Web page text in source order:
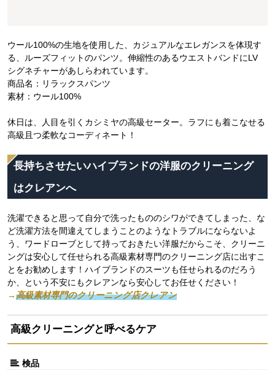
ウール100%の生地を使用した、カジュアルなエレガンスを体現す
る、ルーズフィットのパンツ。伸縮性のあるウエストバンドにLV
シグネチャーがあしらわれています。
商品名：リラックスパンツ
素材：ウール100%
休日は、人目を引くカシミヤの高級セーター。ラフにも着こなせる
高級且つ柔軟なコーディネート！
長持ちさせたいハイブランドの洋服のクリーニング
はクレアンへ
洗濯できると思って自分で洗ったもののシワができてしまった、な
ど洗濯方法を間違えてしまうことのようなトラブルにならないよ
う、ワードローブとして持っておきたい洋服だからこそ、クリーニ
ングは安心して任せられる高級素材専門のクリーニング店に出すこ
とをお勧めします！ハイブランドのスーツも任せられるのだろう
か、という不安にもクレアンなら安心してお任せください！
→高級素材専門のクリーニング店クレアン
高級クリーニングと呼べるケア
検品